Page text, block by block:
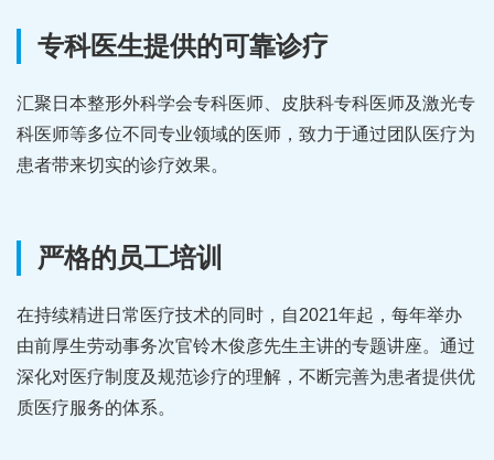
专科医生提供的可靠诊疗
汇聚日本整形外科学会专科医师、皮肤科专科医师及激光专
科医师等多位不同专业领域的医师，致力于通过团队医疗为
患者带来切实的诊疗效果。
严格的员工培训
在持续精进日常医疗技术的同时，自2021年起，每年举办
由前厚生劳动事务次官铃木俊彦先生主讲的专题讲座。通过
深化对医疗制度及规范诊疗的理解，不断完善为患者提供优
质医疗服务的体系。